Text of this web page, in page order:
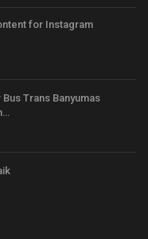
for Instagram
Trans Banyumas